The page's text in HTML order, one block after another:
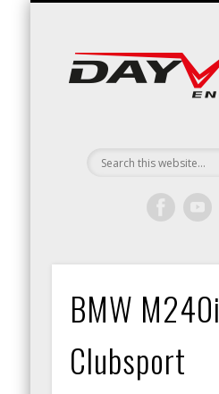
BMW M240i
Clubsport